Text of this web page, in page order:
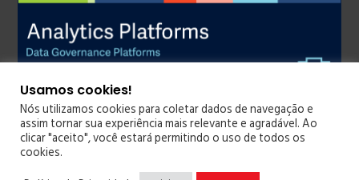
Usamos cookies!
Nós utilizamos cookies para coletar dados de navegação e
assim tornar sua experiência mais relevante e agradável. Ao
clicar "aceito", você estará permitindo o uso de todos os
cookies.